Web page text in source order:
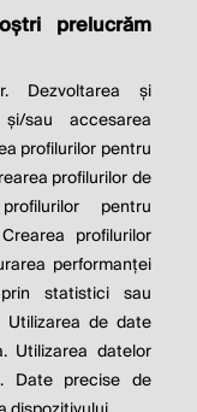
OF
ITS
rezervate.
noi
de
prelucrăm
Dezvoltarea și
sau accesarea
profilurilor pentru
profilurilor de
pentru
profilurilor
performanței
statistici sau
de date
Utilizarea datelor
Date precise de